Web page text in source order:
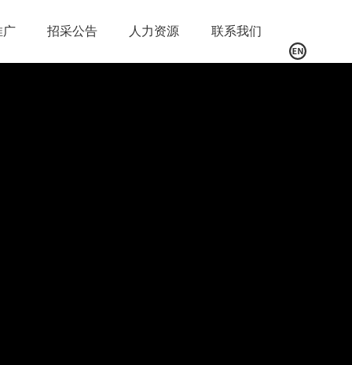
广 招采公告 人力资源 联系我们